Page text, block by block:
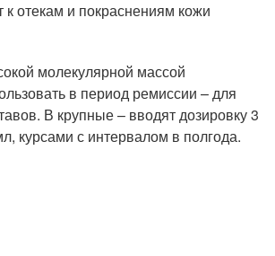
к отекам и покраснениям кожи
молекулярной массой
в период ремиссии – для
В крупные – вводят дозировку 3
курсами с интервалом в полгода.